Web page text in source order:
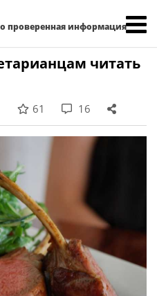
проверенная информация
читать
61 16